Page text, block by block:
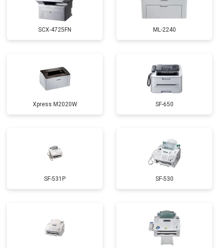
SCX-4725FN ML-2240
Xpress M2020W SF-650
SF-531P SF-530